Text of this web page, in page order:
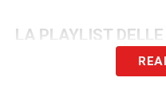
LA PLAYLIST